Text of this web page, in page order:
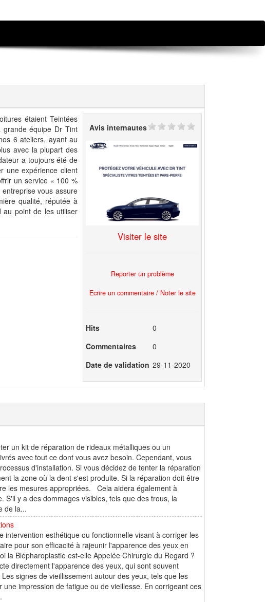
étaient Teintées
équipe Dr Tint
6 ateliers, ayant au
avec la plupart des
a toujours été de
une expérience client
un service « 100 %
vous assure
qualité, réputée à
au point de les utiliser
Avis internautes
Visiter le site
Reporter un problème
Ecrire un commentaire / Noter le site
Hits
0
Commentaires
0
Date de validation 29-11-2020
un kit de réparation de rideaux métalliques ou un
avec tout ce dont vous avez besoin. Cependant, vous
d'installation. Si vous décidez de tenter la réparation
la zone où la dent s'est produite. Si la réparation doit être
les mesures appropriées. Cela aidera également à
y a des dommages visibles, tels que des trous, la
de la...
esthétique ou fonctionnelle visant à corriger les
pour son efficacité à rajeunir l'apparence des yeux en
la Blépharoplastie est-elle Appelée Chirurgie du Regard ?
directement l'apparence des yeux, qui sont souvent
signes de vieillissement autour des yeux, tels que les
impression de fatigue ou de vieillesse. En corrigeant ces